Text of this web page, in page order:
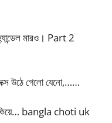
মারও। Part 2
উঠে গেলো যেনো,……
bangla choti uk